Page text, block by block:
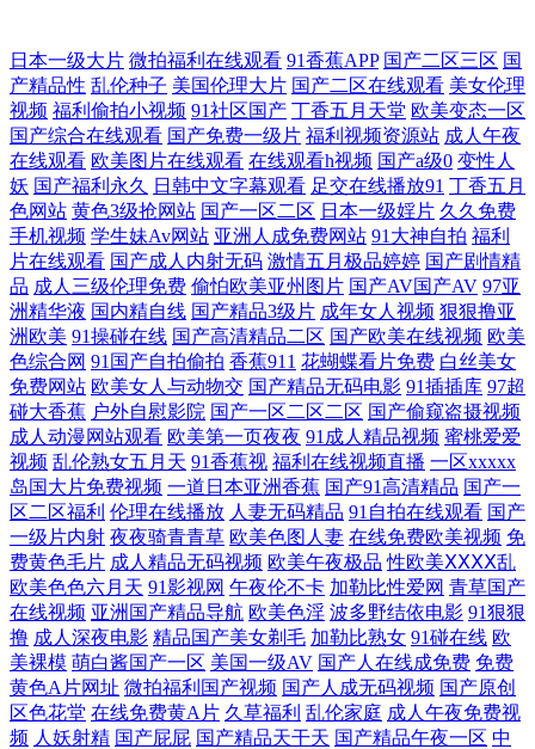
澳洲精品不 成全电影免费高清观看 日本卡一卡二不卡 黑人呦呦些 综合99
欧美A网站 在线观看又 国产一区二区四区在线 最新电影观看 久久精品日
韩久久 真人aa一级高清 蜜桃av资源 看电视剧免费网站 91免费在 奇米第四
国产在线观看 操逼视频软件 一二三四视频日本高清 色情在线 国产激情视
频网站 天堂下载 高清免费看 亚洲国产视频一区二区 免费在线看热 6080新
视觉理论看 欧美大片中文字幕网站 天堂下载 国产一级淫片a视 亚洲色偷
偷色 国产精品bbw 人人操网址大全 中文字幕在线中+ 91秦先生 进去插几
下就射 无码欧美另类 www亚洲夜色不卡影院 麻豆aa 亚洲第一页五月天 成
熟女人特级 男ji大 亚洲第一免费视频网站 成人av电影院 免费亚洲 亚洲精
品综合网在 国产a∨天 拍在线观看分享 在线色欧美 国产免费看 日本a视频
中文方字幕亚洲本在线 国产射精视频 日韩国品一 91白丝秘 狠狠色丁香久
久婷婷综合图片 深夜爽爽无 99福利社 九一伦理网 五月天激情综 超碰
日本一级大片 微拍福利在线观看 91香蕉APP 国产二区三区 国
产精品性 乱伦种子 美国伦理大片 国产二区在线观看 美女伦理
视频 福利偷拍小视频 91社区国产 丁香五月天堂 欧美变态一区
国产综合在线观看 国产免费一级片 福利视频资源站 成人午夜
在线观看 欧美图片在线观看 在线观看h视频 国产a级0 变性人
妖 国产福利永久 日韩中文字幕观看 足交在线播放91 丁香五月
色网站 黄色3级抢网站 国产一区二区 日本一级婬片 久久免费
手机视频 学生妹Av网站 亚洲人成免费网站 91大神自拍 福利
片在线观看 国产成人内射无码 激情五月极品婷婷 国产剧情精
品 成人三级伦理免费 偷怕欧美亚州图片 国产AV国产AV 97亚
洲精华液 国内精自线 国产精品3级片 成年女人视频 狠狠撸亚
洲欧美 91操碰在线 国产高清精品二区 国产欧美在线视频 欧美
色综合网 91国产自拍偷拍 香蕉911 花蝴蝶看片免费 白丝美女
免费网站 欧美女人与动物交 国产精品无码电影 91插插库 97超
碰大香蕉 户外自慰影院 国产一区二区二区 国产偷窥盗摄视频
成人动漫网站观看 欧美第一页夜夜 91成人精品视频 蜜桃爱爱
视频 乱伦熟女五月天 91香蕉视 福利在线视频直播 一区xxxxx
岛国大片免费视频 一道日本亚洲香蕉 国产91高清精品 国产一
区二区福利 伦理在线播放 人妻无码精品 91自拍在线观看 国产
一级片内射 夜夜骑青青草 欧美色图人妻 在线免费欧美视频 免
费黄色毛片 成人精品无码视频 欧美午夜极品 性欧美ⅩⅩⅩⅩ乱
欧美色色六月天 91影视网 午夜伦不卡 加勒比性爱网 青草国产
在线视频 亚洲国产精品导航 欧美色淫 波多野结依电影 91狠狠
撸 成人深夜电影 精品国产美女剃毛 加勒比熟女 91碰在线 欧
美裸模 萌白酱国产一区 美国一级AV 国产人在线成免费 免费
黄色A片网址 微拍福利国产视频 国产人成无码视频 国产原创
区色花堂 在线免费黄A片 久草福利 乱伦家庭 成人午夜免费视
频 人妖射精 国产屁屁 国产精品天干天 国产精品午夜一区 中